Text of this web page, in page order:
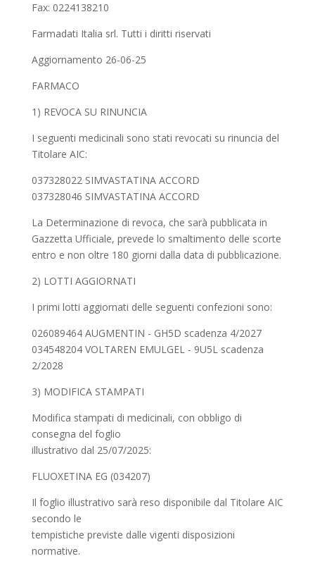
Fax: 0224138210
Farmadati Italia srl. Tutti i diritti riservati
Aggiornamento 26-06-25
FARMACO
1) REVOCA SU RINUNCIA
I seguenti medicinali sono stati revocati su rinuncia del
Titolare AIC:
037328022 SIMVASTATINA ACCORD
037328046 SIMVASTATINA ACCORD
La Determinazione di revoca, che sarà pubblicata in
Gazzetta Ufficiale, prevede lo smaltimento delle scorte
entro e non oltre 180 giorni dalla data di pubblicazione.
2) LOTTI AGGIORNATI
I primi lotti aggiornati delle seguenti confezioni sono:
026089464 AUGMENTIN - GH5D scadenza 4/2027
034548204 VOLTAREN EMULGEL - 9U5L scadenza
2/2028
3) MODIFICA STAMPATI
Modifica stampati di medicinali, con obbligo di
consegna del foglio
illustrativo dal 25/07/2025:
FLUOXETINA EG (034207)
Il foglio illustrativo sarà reso disponibile dal Titolare AIC
secondo le
tempistiche previste dalle vigenti disposizioni
normative.